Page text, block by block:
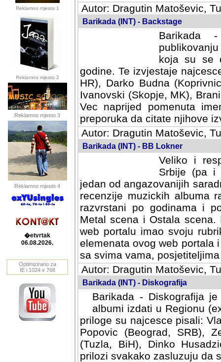
Reklamno mjesto 1
Reklamno mjesto 2
Reklamno mjesto 3
Reklamno mjesto 4
�etvrtak
06.08.2026.
Optimizirano za
IE i 1024 x 768
Autor: Dragutin Matoševic,
Barikada (INT) - Backstage
Barikada
koja su se
godine. Te izvjestaje
HR), Darko Budna
Ivanovski (Skopje, MK),
Vec naprijed pomenuta
preporuka da citate njihove
Autor: Dragutin Matoševic,
Barikada (INT) - BB Lokner
Veliko i
Srbije (pa i
jedan od angazovanijih
recenzije muzickih albuma
razvrstani po godinama i po
scena i Ostala scena.
portalu imao svoju
elemenata ovog web portala
sa svima vama,
Autor: Dragutin Matoševic,
Barikada (INT) - Diskografija
Barikada - Diskografija
albumi izdati u Regionu
priloge su najcesce pisali:
Popovic (Beograd, SRB),
(Tuzla, BiH), Dinko
prilozi svakako zasluzuju da